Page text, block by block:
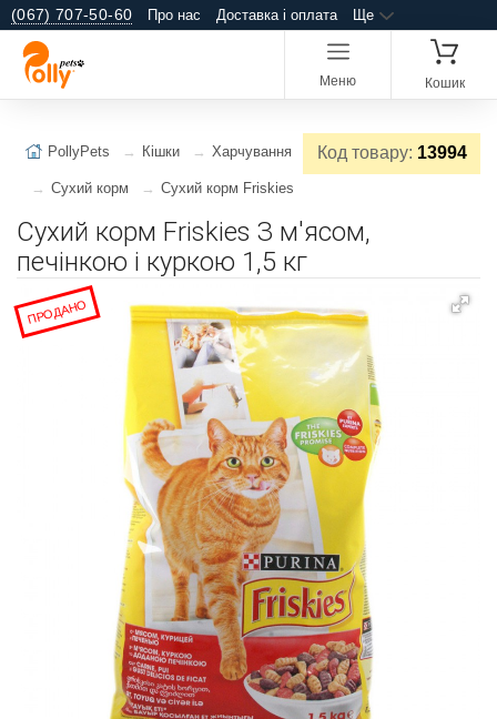
(067) 707-50-60 Про нас Доставка і оплата Ще
Меню Кошик
Код товару: 13994
PollyPets Кішки Харчування
Сухий корм Сухий корм Friskies
Сухий корм Friskies З м'ясом,
печінкою і куркою 1,5 кг
ПРОДАНО